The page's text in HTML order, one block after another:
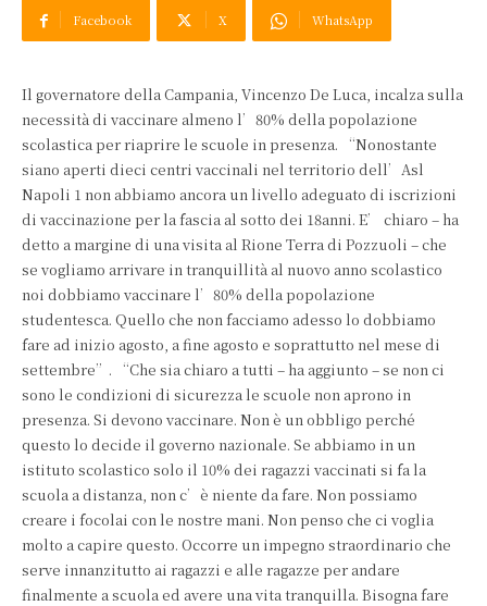
Facebook X WhatsApp
Il governatore della Campania, Vincenzo De Luca, incalza sulla
necessità di vaccinare almeno l’80% della popolazione
scolastica per riaprire le scuole in presenza. “Nonostante
siano aperti dieci centri vaccinali nel territorio dell’Asl
Napoli 1 non abbiamo ancora un livello adeguato di iscrizioni
di vaccinazione per la fascia al sotto dei 18anni. E’ chiaro – ha
detto a margine di una visita al Rione Terra di Pozzuoli – che
se vogliamo arrivare in tranquillità al nuovo anno scolastico
noi dobbiamo vaccinare l’80% della popolazione
studentesca. Quello che non facciamo adesso lo dobbiamo
fare ad inizio agosto, a fine agosto e soprattutto nel mese di
settembre”. “Che sia chiaro a tutti – ha aggiunto – se non ci
sono le condizioni di sicurezza le scuole non aprono in
presenza. Si devono vaccinare. Non è un obbligo perché
questo lo decide il governo nazionale. Se abbiamo in un
istituto scolastico solo il 10% dei ragazzi vaccinati si fa la
scuola a distanza, non c’è niente da fare. Non possiamo
creare i focolai con le nostre mani. Non penso che ci voglia
molto a capire questo. Occorre un impegno straordinario che
serve innanzitutto ai ragazzi e alle ragazze per andare
finalmente a scuola ed avere una vita tranquilla. Bisogna fare